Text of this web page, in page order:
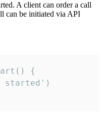
A client can order a call
can be initiated via API
{
started')